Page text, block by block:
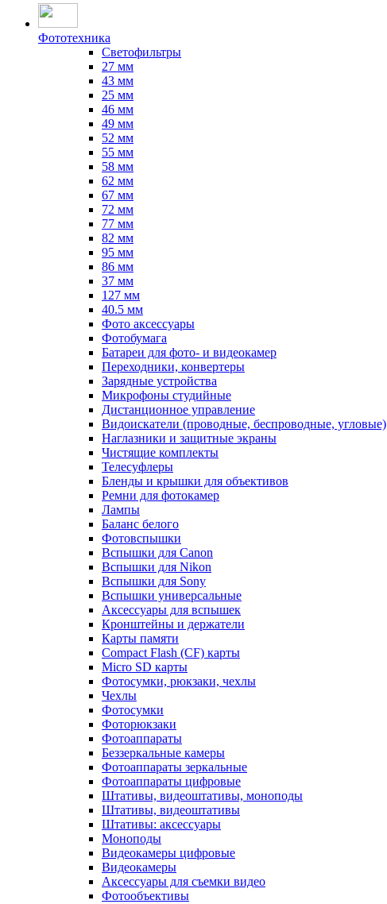
Фототехника
Светофильтры
27 мм
43 мм
25 мм
46 мм
49 мм
52 мм
55 мм
58 мм
62 мм
67 мм
72 мм
77 мм
82 мм
95 мм
86 мм
37 мм
127 мм
40.5 мм
Фото аксессуары
Фотобумага
Батареи для фото- и видеокамер
Переходники, конвертеры
Зарядные устройства
Микрофоны студийные
Дистанционное управление
Видоискатели (проводные, беспроводные, угловые)
Наглазники и защитные экраны
Чистящие комплекты
Телесуфлеры
Бленды и крышки для объективов
Ремни для фотокамер
Лампы
Баланс белого
Фотовспышки
Вспышки для Canon
Вспышки для Nikon
Вспышки для Sony
Вспышки универсальные
Аксесcуары для вспышек
Кронштейны и держатели
Карты памяти
Compact Flash (CF) карты
Micro SD карты
Фотосумки, рюкзаки, чехлы
Чехлы
Фотосумки
Фоторюкзаки
Фотоаппараты
Беззеркальные камеры
Фотоаппараты зеркальные
Фотоаппараты цифровые
Штативы, видеоштативы, моноподы
Штативы, видеоштативы
Штативы: аксессуары
Моноподы
Видеокамеры цифровые
Видеокамеры
Аксессуары для съемки видео
Фотообъективы